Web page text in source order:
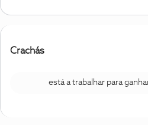
Crachás
está a trabalhar para